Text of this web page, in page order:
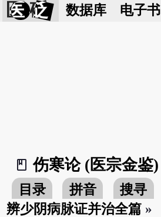
医 砭 数据库 电子书
book_2
伤寒论 (医宗金鉴)
目录 拼音 搜寻
辨少阴病脉证并治全篇 »